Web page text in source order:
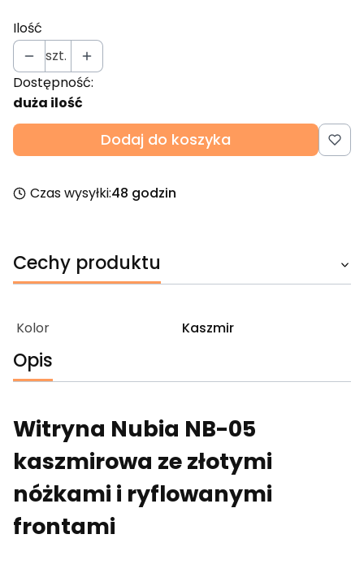
Ilość
szt.
Dostępność:
duża ilość
Dodaj do koszyka
Czas wysyłki:48 godzin
Cechy produktu
Kolor Kaszmir
Opis
Witryna Nubia NB-05
kaszmirowa ze złotymi
nóżkami i ryflowanymi
frontami